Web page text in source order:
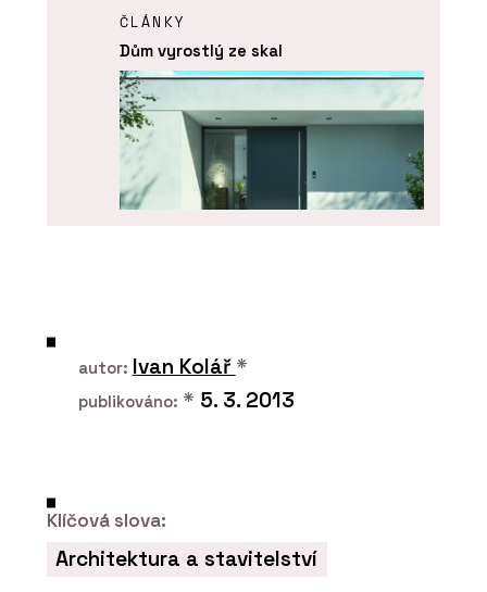
ČLÁNKY
Dům vyrostlý ze skal
autor: Ivan Kolář *
publikováno: * 5. 3. 2013
Klíčová slova:
Architektura a stavitelství